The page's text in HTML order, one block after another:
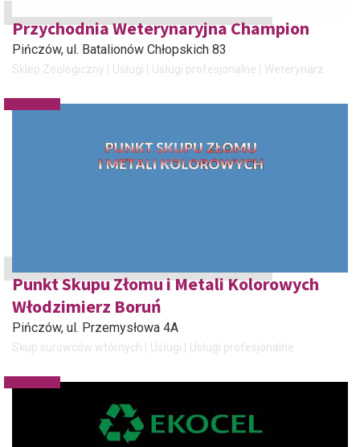
Przychodnia Weterynaryjna Champion
Pińczów, ul. Batalionów Chłopskich 83
Sklep Zoologiczny Usługi Usługi profesjonalne Weterynarz
Punkt Skupu Złomu i Metali Kolorowych
Włodzimierz Boruń
Pińczów, ul. Przemysłowa 4A
Skup surowców wtórnych Usługi Usługi profesjonalne